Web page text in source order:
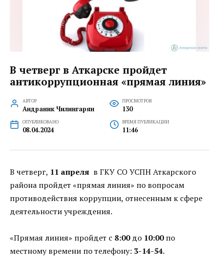
В четверг в Аткарске пройдет
антикоррупционная «прямая линия»
АВТОР
Андраник Чилингарян
ПРОСМОТРОВ
130
ОПУБЛИКОВАНО
08.04.2024
ВРЕМЯ ПУБЛИКАЦИИ
11:46
В четверг, 11 апреля в ГКУ СО УСПН Аткарского
района пройдет «прямая линия» по вопросам
противодействия коррупции, отнесенным к сфере
деятельности учреждения.
«Прямая линия» пройдет с 8:00до 10:00по
местному времени по телефону: 3-14-54.